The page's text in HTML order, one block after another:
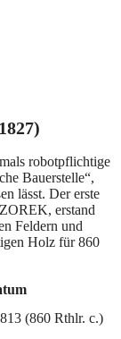
robotpflichtige
Bauerstelle“,
lässt. Der erste
erstand
Feldern und
Holz für 860
(860 Rthlr. c.)